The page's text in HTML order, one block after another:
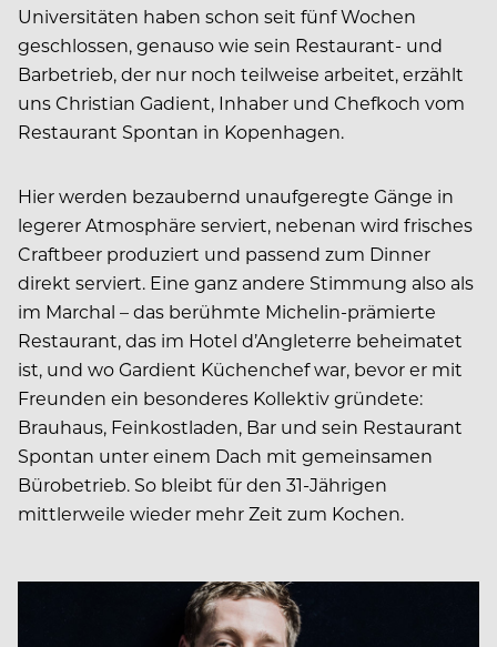
Universitäten haben schon seit fünf Wochen
geschlossen, genauso wie sein Restaurant- und
Barbetrieb, der nur noch teilweise arbeitet, erzählt
uns Christian Gadient, Inhaber und Chefkoch vom
Restaurant Spontan in Kopenhagen.
Hier werden bezaubernd unaufgeregte Gänge in
legerer Atmosphäre serviert, nebenan wird frisches
Craftbeer produziert und passend zum Dinner
direkt serviert. Eine ganz andere Stimmung also als
im Marchal – das berühmte Michelin-prämierte
Restaurant, das im Hotel d’Angleterre beheimatet
ist, und wo Gardient Küchenchef war, bevor er mit
Freunden ein besonderes Kollektiv gründete:
Brauhaus, Feinkostladen, Bar und sein Restaurant
Spontan unter einem Dach mit gemeinsamen
Bürobetrieb. So bleibt für den 31-Jährigen
mittlerweile wieder mehr Zeit zum Kochen.